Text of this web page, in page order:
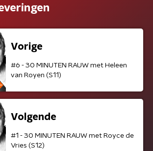
Vorige
#6 - 30 MINUTEN RAUW met Heleen
van Royen (S11)
Volgende
#1 - 30 MINUTEN RAUW met Royce de
Vries (S12)